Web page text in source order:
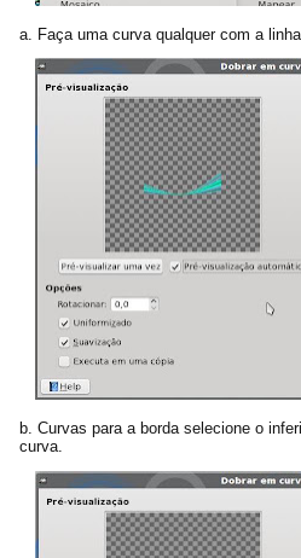
a. Faça uma curva qualquer com a linha.
b. Curvas para a borda selecione o
curva.